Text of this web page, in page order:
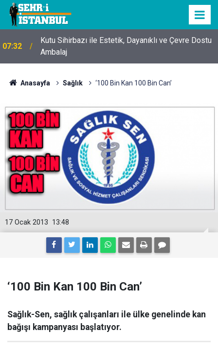
07:32
Kutu Sihirbazı ile Estetik, Dayanıklı ve Çevre Dostu
Ambalaj
Anasayfa Sağlık ‘100 Bin Kan 100 Bin Can’
13:48
17 Ocak 2013
‘100 Bin Kan 100 Bin Can’
Sağlık-Sen, sağlık çalışanları ile ülke genelinde kan
bağışı kampanyası başlatıyor.